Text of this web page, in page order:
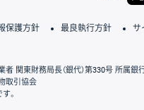
保護方針 最良執行方針 サ
関東財務局長（銀代）第330号 所属銀
取引協会
。